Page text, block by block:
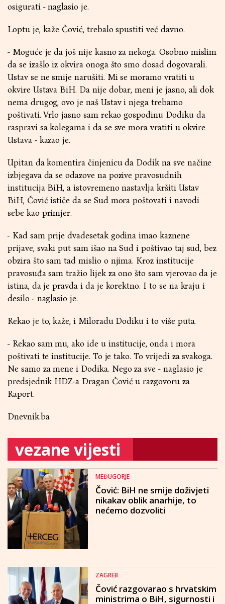
osigurati - naglasio je.
Loptu je, kaže Čović, trebalo spustiti već davno.
- Moguće je da još nije kasno za nekoga. Osobno mislim
da se izašlo iz okvira onoga što smo dosad dogovarali.
Ustav se ne smije narušiti. Mi se moramo vratiti u
okvire Ustava BiH. Da nije dobar, meni je jasno, ali dok
nema drugog, ovo je naš Ustav i njega trebamo
poštivati. Vrlo jasno sam rekao gospodinu Dodiku da
raspravi sa kolegama i da se sve mora vratiti u okvire
Ustava - kazao je.
Upitan da komentira činjenicu da Dodik na sve načine
izbjegava da se odazove na pozive pravosudnih
institucija BiH, a istovremeno nastavlja kršiti Ustav
BiH, Čović ističe da se Sud mora poštovati i navodi
sebe kao primjer.
- Kad sam prije dvadesetak godina imao kaznene
prijave, svaki put sam išao na Sud i poštivao taj sud, bez
obzira što sam tad mislio o njima. Kroz institucije
pravosuđa sam tražio lijek za ono što sam vjerovao da je
istina, da je pravda i da je korektno. I to se na kraju i
desilo - naglasio je.
Rekao je to, kaže, i Miloradu Dodiku i to više puta.
- Rekao sam mu, ako ide u institucije, onda i mora
poštivati te institucije. To je tako. To vrijedi za svakoga.
Ne samo za mene i Dodika. Nego za sve - naglasio je
predsjednik HDZ-a Dragan Čović u razgovoru za
Raport.
Dnevnik.ba
vezane vijesti
MEĐUGORJE
Čović: BiH ne smije doživjeti
nikakav oblik anarhije, to
nećemo dozvoliti
ZAGREB
Čović razgovarao s hrvatskim
ministrima o BiH, sigurnosti i